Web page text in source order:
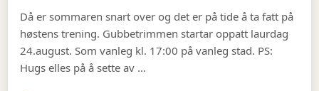
Då er sommaren snart over og det er på tide å ta fatt på
høstens trening. Gubbetrimmen startar oppatt laurdag
24.august. Som vanleg kl. 17:00 på vanleg stad. PS:
Hugs elles på å sette av …